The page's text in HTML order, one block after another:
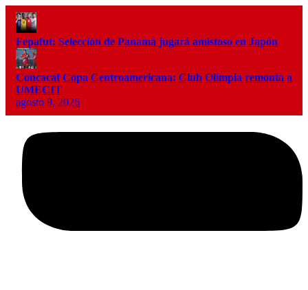
Fepafut: Selección de Panamá jugará amistoso en Japón
Concacaf Copa Centroamericana: Club Olimpia remonta a
UMECIT
agosto 9, 2026